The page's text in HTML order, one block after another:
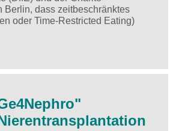
Berlin, dass zeitbeschränktes
oder Time-Restricted Eating)